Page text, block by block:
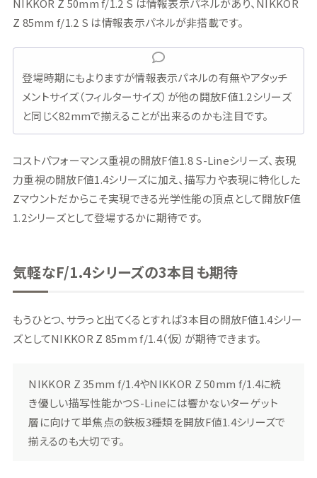
NIKKOR Z 50mm f/1.2 S は情報表示パネルがあり、NIKKOR
Z 85mm f/1.2 S は情報表示パネルが非搭載です。
登場時期にもよりますが情報表示パネルの有無やアタッチ
メントサイズ（フィルターサイズ）が他の開放F値1.2シリーズ
と同じく82mmで揃えることが出来るのかも注目です。
コストパフォーマンス重視の開放F値1.8 S-Lineシリーズ、表現
力重視の開放F値1.4シリーズに加え、描写力や表現に特化した
Zマウントだからこそ実現できる光学性能の頂点として開放F値
1.2シリーズとして登場するかに期待です。
気軽なF/1.4シリーズの3本目も期待
もうひとつ、サラっと出てくるとすれば3本目の開放F値1.4シリー
ズとしてNIKKOR Z 85mm f/1.4（仮）が期待できます。
NIKKOR Z 35mm f/1.4やNIKKOR Z 50mm f/1.4に続
き優しい描写性能かつS-Lineには響かないターゲット
層に向けて単焦点の鉄板3種類を開放F値1.4シリーズで
揃えるのも大切です。